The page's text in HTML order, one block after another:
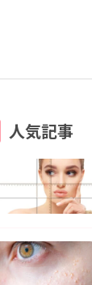
人気記事